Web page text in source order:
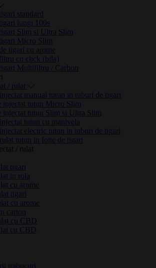
standard
lungi 100s
Slim si Ultra Slim
Micro Slim
tigari cu arome
cu click (bila)
Multifiltru / Carbon
/ rulat
manual tutun in tuburi de tigari
injectat tutun Micro Slim
injectat tutun Slim si Ultra Slim
tutun cu manivela
electric tutun in tuburi de tigari
tutun in foite de tigari
tigari
in rola
cu arome
tigari
cu arome
carton
cu CBD
cu CBD
trabucuri